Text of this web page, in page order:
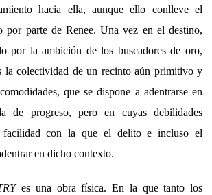
hacia ella, aunque ello conlleve el
por parte de Renee. Una vez en el destino,
por la ambición de los buscadores de oro,
la colectividad de un recinto aún primitivo y
que se dispone a adentrarse en
de progreso, pero en cuyas debilidades
facilidad con la que el delito e incluso el
en dicho contexto.
es una obra física. En la que tanto los